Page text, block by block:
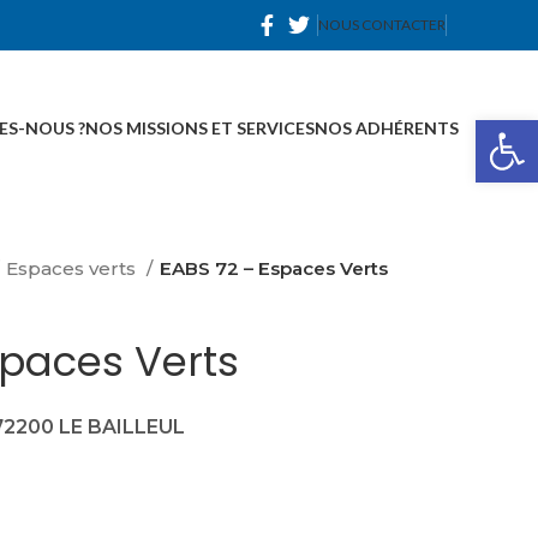
NOUS CONTACTER
NOUS ?NOS MISSIONS ET SERVICESNOS ADHÉRENTS
Espaces verts EABS 72 – Espaces Verts
Verts
LE BAILLEUL